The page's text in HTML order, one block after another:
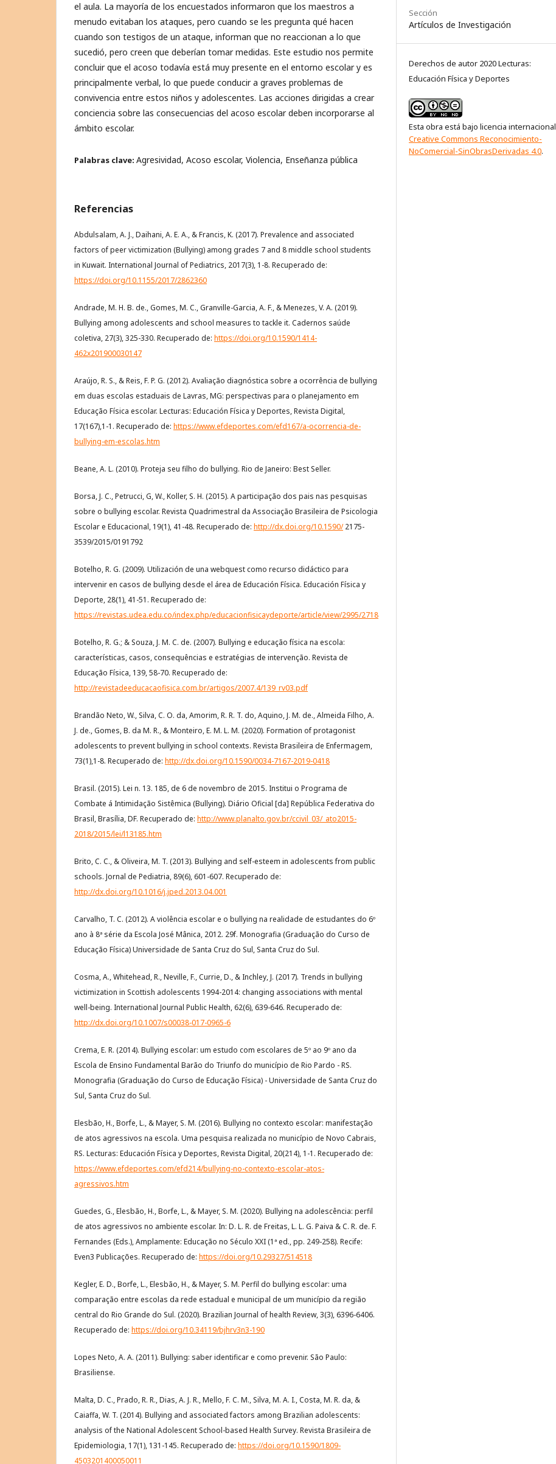
el aula. La mayoría de los encuestados informaron que los maestros a
menudo evitaban los ataques, pero cuando se les pregunta qué hacen
cuando son testigos de un ataque, informan que no reaccionan a lo que
sucedió, pero creen que deberían tomar medidas. Este estudio nos permite
concluir que el acoso todavía está muy presente en el entorno escolar y es
principalmente verbal, lo que puede conducir a graves problemas de
convivencia entre estos niños y adolescentes. Las acciones dirigidas a crear
conciencia sobre las consecuencias del acoso escolar deben incorporarse al
ámbito escolar.
Palabras clave: Agresividad, Acoso escolar, Violencia, Enseñanza pública
Referencias
Abdulsalam, A. J., Daihani, A. E. A., & Francis, K. (2017). Prevalence and associated
factors of peer victimization (Bullying) among grades 7 and 8 middle school students
in Kuwait. International Journal of Pediatrics, 2017(3), 1-8. Recuperado de:
https://doi.org/10.1155/2017/2862360
Andrade, M. H. B. de., Gomes, M. C., Granville-Garcia, A. F., & Menezes, V. A. (2019).
Bullying among adolescents and school measures to tackle it. Cadernos saúde
coletiva, 27(3), 325-330. Recuperado de: https://doi.org/10.1590/1414-
462x201900030147
Araújo, R. S., & Reis, F. P. G. (2012). Avaliação diagnóstica sobre a ocorrência de bullying
em duas escolas estaduais de Lavras, MG: perspectivas para o planejamento em
Educação Física escolar. Lecturas: Educación Física y Deportes, Revista Digital,
17(167),1-1. Recuperado de: https://www.efdeportes.com/efd167/a-ocorrencia-de-
bullying-em-escolas.htm
Beane, A. L. (2010). Proteja seu filho do bullying. Rio de Janeiro: Best Seller.
Borsa, J. C., Petrucci, G, W., Koller, S. H. (2015). A participação dos pais nas pesquisas
sobre o bullying escolar. Revista Quadrimestral da Associação Brasileira de Psicologia
Escolar e Educacional, 19(1), 41-48. Recuperado de: http://dx.doi.org/10.1590/2175-
3539/2015/0191792
Botelho, R. G. (2009). Utilización de una webquest como recurso didáctico para
intervenir en casos de bullying desde el área de Educación Física. Educación Física y
Deporte, 28(1), 41-51. Recuperado de:
https://revistas.udea.edu.co/index.php/educacionfisicaydeporte/article/view/2995/2718
Botelho, R. G.; & Souza, J. M. C. de. (2007). Bullying e educação física na escola:
características, casos, consequências e estratégias de intervenção. Revista de
Educação Física, 139, 58-70. Recuperado de:
http://revistadeeducacaofisica.com.br/artigos/2007.4/139_rv03.pdf
Brandão Neto, W., Silva, C. O. da, Amorim, R. R. T. do, Aquino, J. M. de., Almeida Filho, A.
J. de., Gomes, B. da M. R., & Monteiro, E. M. L. M. (2020). Formation of protagonist
adolescents to prevent bullying in school contexts. Revista Brasileira de Enfermagem,
73(1),1-8. Recuperado de: http://dx.doi.org/10.1590/0034-7167-2019-0418
Brasil. (2015). Lei n. 13. 185, de 6 de novembro de 2015. Institui o Programa de
Combate á Intimidação Sistêmica (Bullying). Diário Oficial [da] República Federativa do
Brasil, Brasília, DF. Recuperado de: http://www.planalto.gov.br/ccivil_03/_ato2015-
2018/2015/lei/l13185.htm
Brito, C. C., & Oliveira, M. T. (2013). Bullying and self-esteem in adolescents from public
schools. Jornal de Pediatria, 89(6), 601-607. Recuperado de:
http://dx.doi.org/10.1016/j.jped.2013.04.001
Carvalho, T. C. (2012). A violência escolar e o bullying na realidade de estudantes do 6º
ano à 8ª série da Escola José Mânica, 2012. 29f. Monografia (Graduação do Curso de
Educação Física) Universidade de Santa Cruz do Sul, Santa Cruz do Sul.
Cosma, A., Whitehead, R., Neville, F., Currie, D., & Inchley, J. (2017). Trends in bullying
victimization in Scottish adolescents 1994-2014: changing associations with mental
well-being. International Journal Public Health, 62(6), 639-646. Recuperado de:
http://dx.doi.org/10.1007/s00038-017-0965-6
Crema, E. R. (2014). Bullying escolar: um estudo com escolares de 5º ao 9º ano da
Escola de Ensino Fundamental Barão do Triunfo do município de Rio Pardo - RS.
Monografia (Graduação do Curso de Educação Física) - Universidade de Santa Cruz do
Sul, Santa Cruz do Sul.
Elesbão, H., Borfe, L., & Mayer, S. M. (2016). Bullying no contexto escolar: manifestação
de atos agressivos na escola. Uma pesquisa realizada no município de Novo Cabrais,
RS. Lecturas: Educación Física y Deportes, Revista Digital, 20(214), 1-1. Recuperado de:
https://www.efdeportes.com/efd214/bullying-no-contexto-escolar-atos-
agressivos.htm
Guedes, G., Elesbão, H., Borfe, L., & Mayer, S. M. (2020). Bullying na adolescência: perfil
de atos agressivos no ambiente escolar. In: D. L. R. de Freitas, L. L. G. Paiva & C. R. de. F.
Fernandes (Eds.), Amplamente: Educação no Século XXI (1ª ed., pp. 249-258). Recife:
Even3 Publicações. Recuperado de: https://doi.org/10.29327/514518
Kegler, E. D., Borfe, L., Elesbão, H., & Mayer, S. M. Perfil do bullying escolar: uma
comparação entre escolas da rede estadual e municipal de um município da região
central do Rio Grande do Sul. (2020). Brazilian Journal of health Review, 3(3), 6396-6406.
Recuperado de: https://doi.org/10.34119/bjhrv3n3-190
Lopes Neto, A. A. (2011). Bullying: saber identificar e como prevenir. São Paulo:
Brasiliense.
Malta, D. C., Prado, R. R., Dias, A. J. R., Mello, F. C. M., Silva, M. A. I., Costa, M. R. da, &
Caiaffa, W. T. (2014). Bullying and associated factors among Brazilian adolescents:
analysis of the National Adolescent School-based Health Survey. Revista Brasileira de
Epidemiologia, 17(1), 131-145. Recuperado de: https://doi.org/10.1590/1809-
4503201400050011
Sección
Artículos de Investigación
Derechos de autor 2020 Lecturas:
Educación Física y Deportes
Esta obra está bajo licencia internacional
Creative Commons Reconocimiento-
NoComercial-SinObrasDerivadas 4.0.